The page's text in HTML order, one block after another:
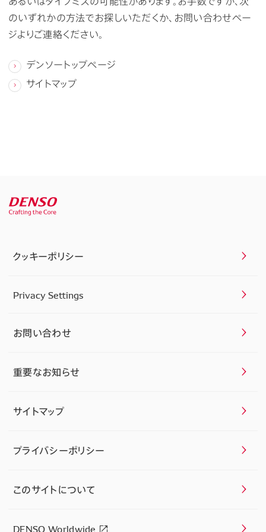
のいずれかの方法でお探しいただくか、お問い合わせペー
ジよりご連絡ください。
デンソートップページ
サイトマップ
クッキーポリシー
Privacy Settings
お問い合わせ
重要なお知らせ
サイトマップ
プライバシーポリシー
このサイトについて
DENSO Worldwide